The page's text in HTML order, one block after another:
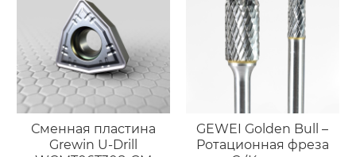
Сменная пластина
Grewin U-Drill
GEWEI Golden Bull –
Ротационная фреза